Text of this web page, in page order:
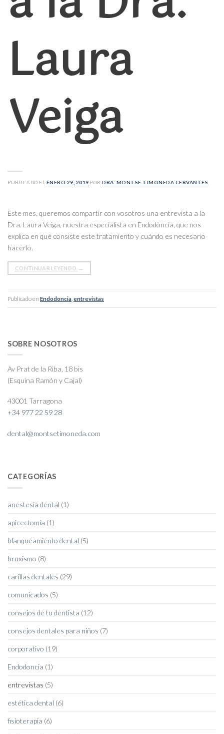
Laura
Veiga
PUBLICADO EL ENERO 29, 2019 PORDRA. MONTSE TIMONEDA CERVANTES
Este mes, queremos compartir con vosotros una entrevista a la
Dra. Laura Veiga, nuestra especialista en Endodòncia, que nos
explica en qué consiste este tratamiento y cuándo es necesario
hacerlo.
CONTINUAR LEYENDO →
Publicado en Endodoncia entrevistas
SOBRE NOSOTROS
Av Prat de la Riba, 18 bis
(Esquina Ramón y Cajal)
43001 Tarragona
+34 977 22 59 28
dental@montsetimoneda.com
CATEGORÍAS
anestesia dental (1)
apicectomía (1)
blanqueamiento dental (5)
bruxismo (8)
carillas dentales (29)
comunicados (5)
consejos de tu dentista (12)
consejos dentales para niños (7)
corporativo (19)
Endodoncia (1)
entrevistas (5)
estética dental (6)
fisioterapia (6)